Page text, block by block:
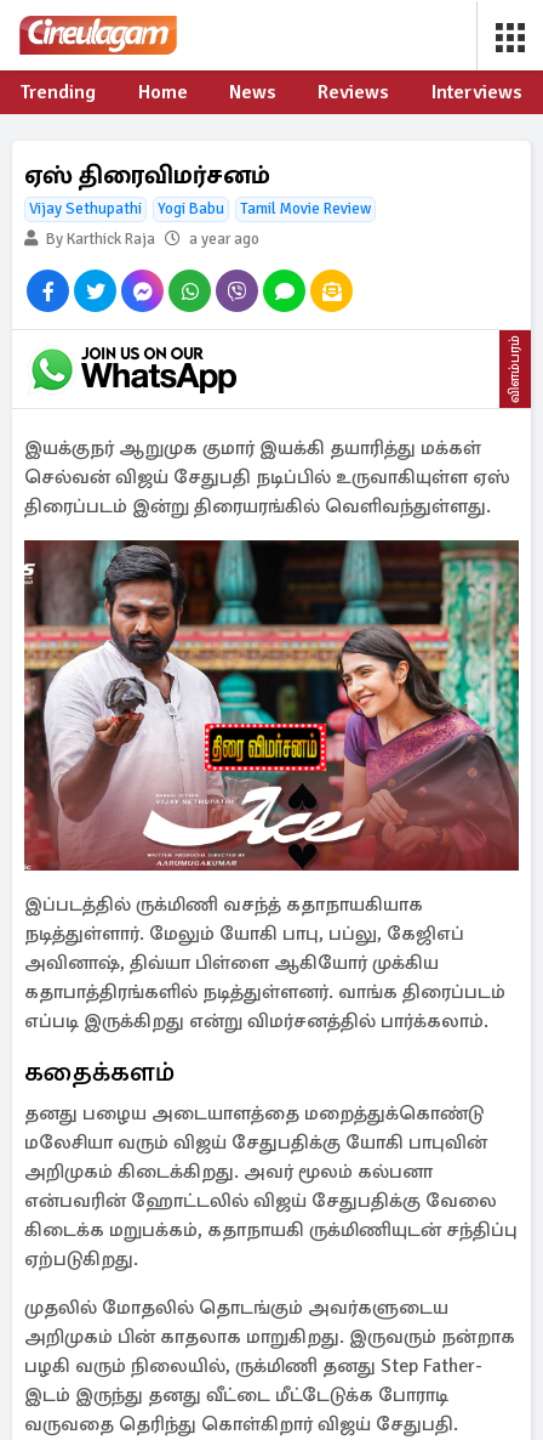
Trending Home News Reviews Interviews
ஏஸ் திரைவிமர்சனம்
Vijay Sethupathi Yogi Babu
Tamil Movie Review
By Karthick Raja
a year ago
விளம்பரம்
இயக்குநர் ஆறுமுக குமார் இயக்கி தயாரித்து மக்கள்
செல்வன் விஜய் சேதுபதி நடிப்பில் உருவாகியுள்ள ஏஸ்
திரைப்படம் இன்று திரையரங்கில் வெளிவந்துள்ளது.
இப்படத்தில் ருக்மிணி வசந்த் கதாநாயகியாக
நடித்துள்ளார். மேலும் யோகி பாபு, பப்லு, கேஜிஎப்
அவினாஷ், திவ்யா பிள்ளை ஆகியோர் முக்கிய
கதாபாத்திரங்களில் நடித்துள்ளனர். வாங்க திரைப்படம்
எப்படி இருக்கிறது என்று விமர்சனத்தில் பார்க்கலாம்.
கதைக்களம்
தனது பழைய அடையாளத்தை மறைத்துக்கொண்டு
மலேசியா வரும் விஜய் சேதுபதிக்கு யோகி பாபுவின்
அறிமுகம் கிடைக்கிறது. அவர் மூலம் கல்பனா
என்பவரின் ஹோட்டலில் விஜய் சேதுபதிக்கு வேலை
கிடைக்க மறுபக்கம், கதாநாயகி ருக்மிணியுடன் சந்திப்பு
ஏற்படுகிறது.
முதலில் மோதலில் தொடங்கும் அவர்களுடைய
அறிமுகம் பின் காதலாக மாறுகிறது. இருவரும் நன்றாக
பழகி வரும் நிலையில், ருக்மிணி தனது Step Father-
இடம் இருந்து தனது வீட்டை மீட்டேடுக்க போராடி
வருவதை தெரிந்து கொள்கிறார் விஜய் சேதுபதி.